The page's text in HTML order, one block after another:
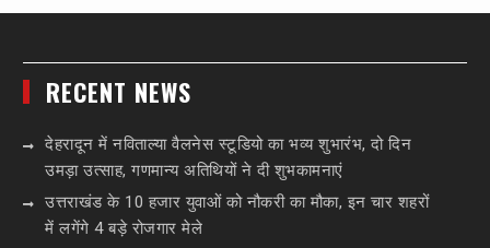
RECENT NEWS
देहरादून में नविताल्या वैलनेस स्टूडियो का भव्य शुभारंभ, दो दिन
उमड़ा उत्साह, गणमान्य अतिथियों ने दी शुभकामनाएं
उत्तराखंड के 10 हजार युवाओं को नौकरी का मौका, इन चार शहरों
में लगेंगे 4 बड़े रोजगार मेले